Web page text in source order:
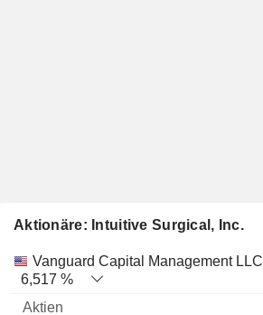
Aktionäre: Intuitive Surgical, Inc.
Name Aktien % Bewertung
Vanguard Capital Management LLC
6,517 %